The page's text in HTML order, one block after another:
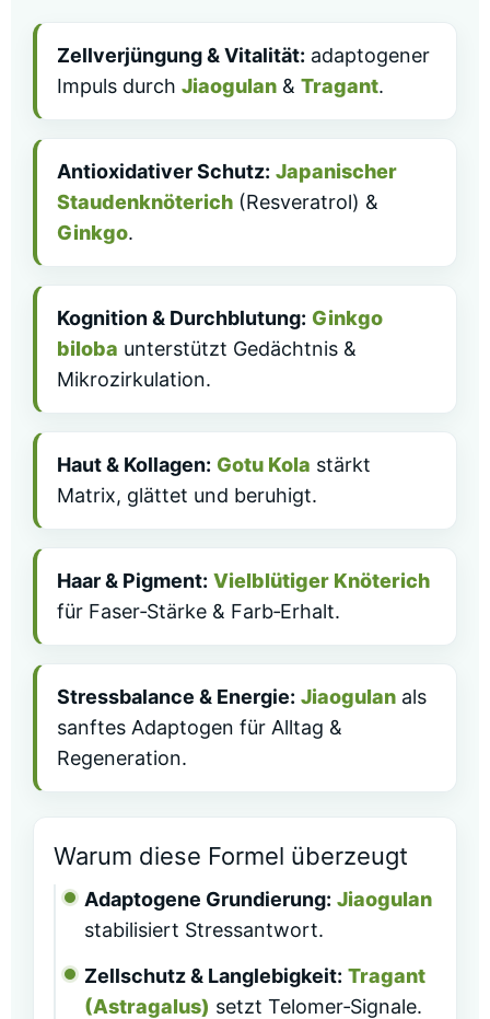
Zellverjüngung & Vitalität: adaptogener
Impuls durch Jiaogulan & Tragant.
Antioxidativer Schutz: Japanischer
Staudenknöterich (Resveratrol) &
Ginkgo.
Kognition & Durchblutung: Ginkgo
biloba unterstützt Gedächtnis &
Mikrozirkulation.
Haut & Kollagen: Gotu Kola stärkt
Matrix, glättet und beruhigt.
Haar & Pigment: Vielblütiger Knöterich
für Faser‑Stärke & Farb‑Erhalt.
Stressbalance & Energie: Jiaogulan als
sanftes Adaptogen für Alltag &
Regeneration.
Warum diese Formel überzeugt
Adaptogene Grundierung: Jiaogulan
stabilisiert Stressantwort.
Zellschutz & Langlebigkeit: Tragant
(Astragalus) setzt Telomer‑Signale.